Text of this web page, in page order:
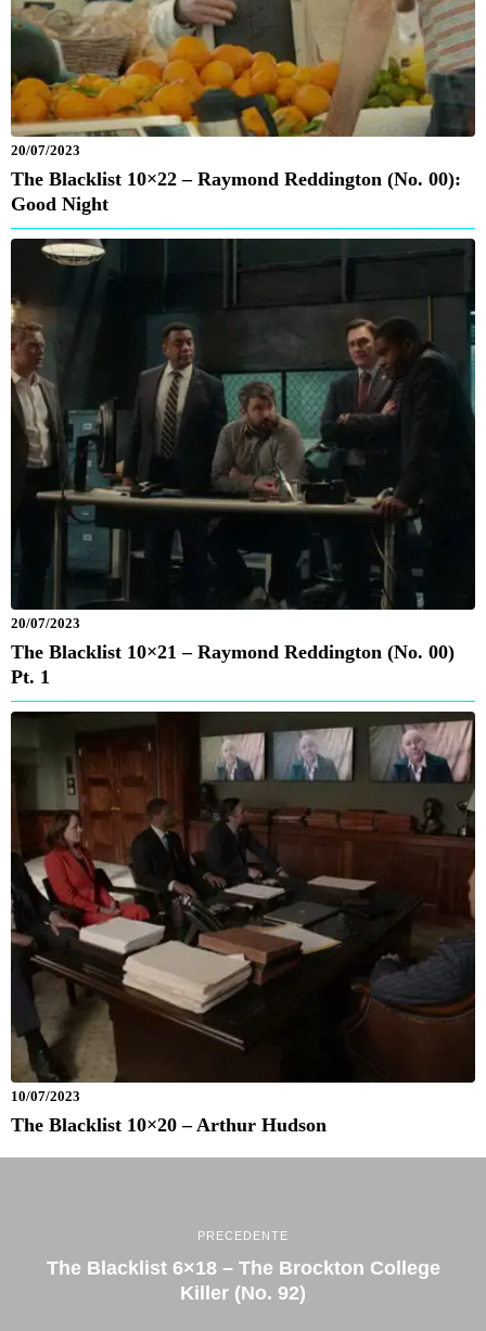
20/07/2023
The Blacklist 10×22 – Raymond Reddington (No. 00):
Good Night
20/07/2023
The Blacklist 10×21 – Raymond Reddington (No. 00)
Pt. 1
10/07/2023
The Blacklist 10×20 – Arthur Hudson
PRECEDENTE
The Blacklist 6×18 – The Brockton College
Killer (No. 92)